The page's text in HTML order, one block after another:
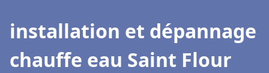
installation et dépannage
chauffe eau Saint Flour